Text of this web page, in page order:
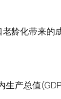
龄化带来
产总值